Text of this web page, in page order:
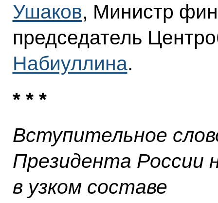
Ушаков, Министр
председатель
Набиуллина.
* * *
Вступительное
Президента России
в узком составе